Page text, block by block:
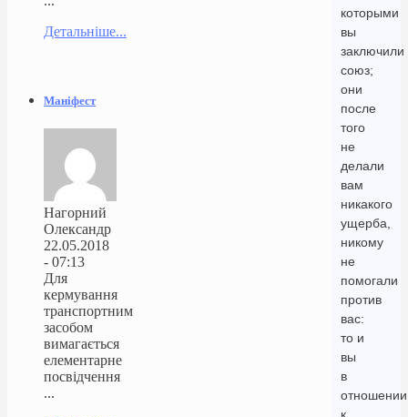
которыми
вы
заключили
союз;
они
после
того
не
делали
вам
никакого
ущерба,
никому
не
помогали
против
вас:
то и
вы
в
отношении
Детальніше...
Маніфест
Нагорний
Олександр
22.05.2018
- 07:13
Для
кермування
транспортним
засобом
вимагається
елементарне
посвідчення
...